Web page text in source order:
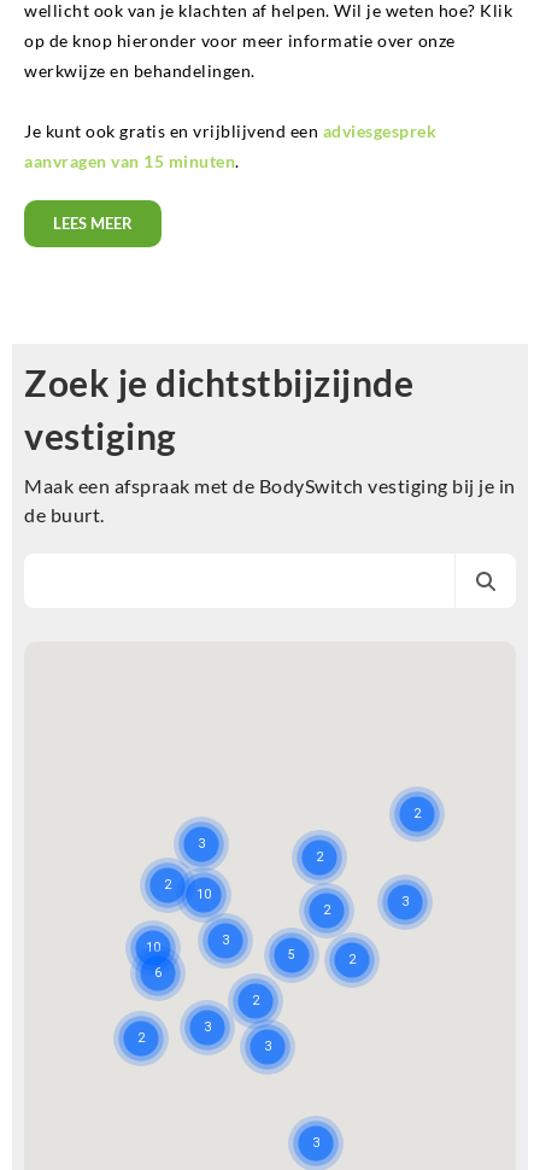
wellicht ook van je klachten af helpen. Wil je weten hoe? Klik
op de knop hieronder voor meer informatie over onze
werkwijze en behandelingen.
Je kunt ook gratis en vrijblijvend een adviesgesprek
aanvragen van 15 minuten.
LEES MEER
Zoek je dichtstbijzijnde
vestiging
Maak een afspraak met de BodySwitch vestiging bij je in
de buurt.